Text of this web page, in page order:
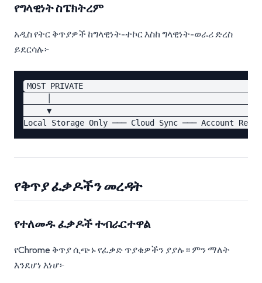
የግላዊነት ስፔክትረም
አዲስ የትር ቅጥያዎች ከግላዊነት-ተኮር እስከ ግላዊነት-ወራሪ ድረስ
ይደርሳሉ፦
MOST PRIVATE
▼
የቅጥያ ፈቃዶችን መረዳት
የተለመዱ ፈቃዶች ተብራርተዋል
የChrome ቅጥያ ሲጭኑ የፈቃድ ጥያቄዎችን ያያሉ። ምን ማለት
እንደሆነ እነሆ፦